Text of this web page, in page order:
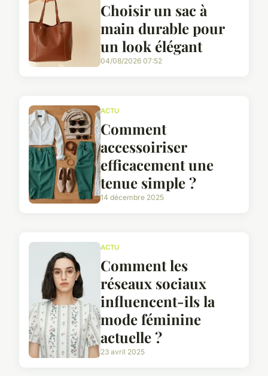
Choisir un sac à
main durable pour
un look élégant
04/08/2026 07:52
ACTU
Comment
accessoiriser
efficacement une
tenue simple ?
14 décembre 2025
ACTU
Comment les
réseaux sociaux
influencent-ils la
mode féminine
actuelle ?
23 avril 2025